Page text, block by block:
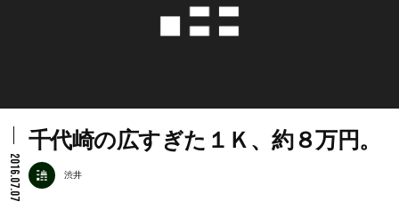
会社情報
2016.07.07
千代崎の広すぎた１Ｋ、約８万円。
渋井